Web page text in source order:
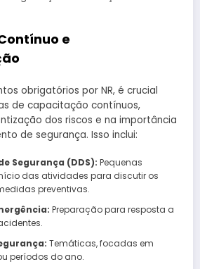
e
obrigatórios por NR, é crucial
de capacitação contínuos,
dos riscos e na importância
de segurança. Isso inclui:
Segurança (DDS): Pequenas
das atividades para discutir os
preventivas.
Preparação para resposta a
Temáticas, focadas em
períodos do ano.